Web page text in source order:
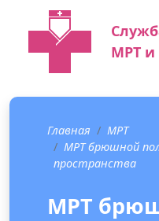
МРТ и
Главная
МРТ
МРТ брюшной
пространства
МРТ